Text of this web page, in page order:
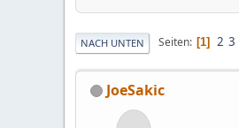
NACH UNTEN Seiten 1 2 3
JoeSakic